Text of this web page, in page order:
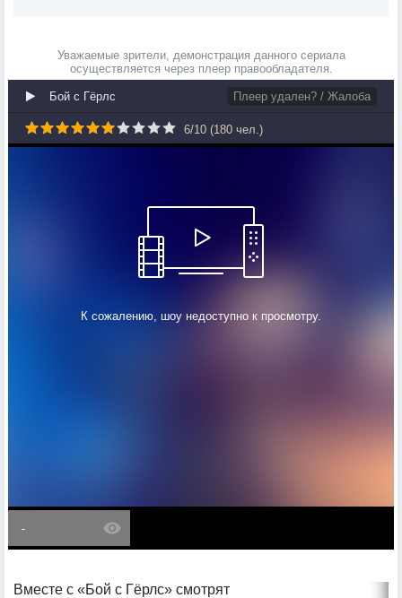
Уважаемые зрители, демонстрация данного сериала
осуществляется через плеер правообладателя.
Бой с Гёрлс Плеер удален? / Жалоба
6/10 (180 чел.)
К сожалению, шоу недоступно к просмотру.
-
Вместе с «Бой с Гёрлс» смотрят